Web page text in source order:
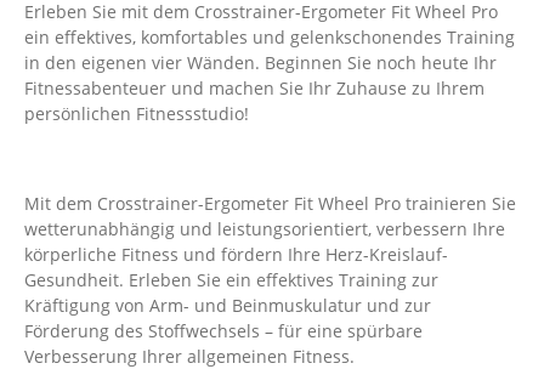
Erleben Sie mit dem Crosstrainer-Ergometer Fit Wheel Pro
ein effektives, komfortables und gelenkschonendes Training
in den eigenen vier Wänden. Beginnen Sie noch heute Ihr
Fitnessabenteuer und machen Sie Ihr Zuhause zu Ihrem
persönlichen Fitnessstudio!
Mit dem Crosstrainer-Ergometer Fit Wheel Pro trainieren Sie
wetterunabhängig und leistungsorientiert, verbessern Ihre
körperliche Fitness und fördern Ihre Herz-Kreislauf-
Gesundheit. Erleben Sie ein effektives Training zur
Kräftigung von Arm- und Beinmuskulatur und zur
Förderung des Stoffwechsels – für eine spürbare
Verbesserung Ihrer allgemeinen Fitness.